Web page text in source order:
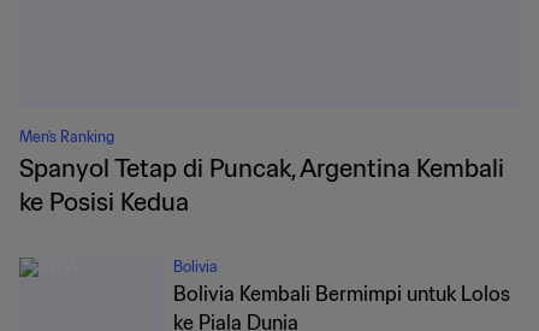
Men's Ranking
Spanyol Tetap di Puncak, Argentina Kembali
ke Posisi Kedua
Bolivia
Bolivia Kembali Bermimpi untuk Lolos
ke Piala Dunia